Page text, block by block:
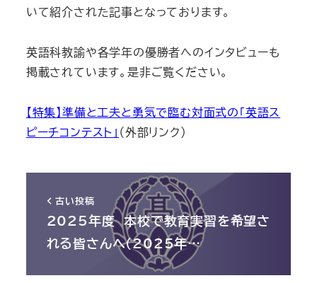
いて紹介された記事となっております。
英語科教諭や各学年の優勝者へのインタビューも
掲載されています。是非ご覧ください。
【特集】準備と工夫と勇気で臨む対面式の「英語ス
ピーチコンテスト」 （外部リンク）
古い投稿
2025年度 本校で教育実習を希望さ
れる皆さんへ（2025年…